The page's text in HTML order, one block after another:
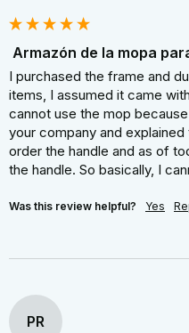
Armazón de la mopa
I purchased the frame and
items, I assumed it came
cannot use the mop
your company and
order the handle and as of
the handle. So basically, I
Was this review helpful? Yes
PR